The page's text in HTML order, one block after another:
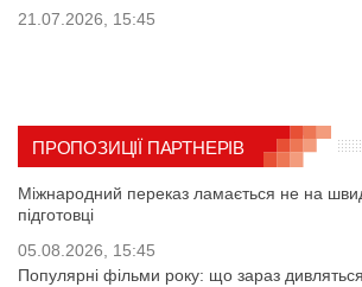
21.07.2026, 15:45
ПРОПОЗИЦІЇ ПАРТНЕРІВ
Міжнародний переказ ламається не на
підготовці
05.08.2026, 15:45
Популярні фільми року: що зараз дивляться